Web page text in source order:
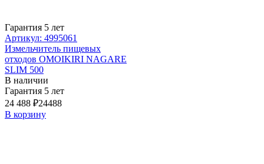
Гарантия 5 лет
Артикул: 4995061
Измельчитель пищевых
отходов OMOIKIRI NAGARE
SLIM 500
В наличии
Гарантия 5 лет
24 488 ₽24488
В корзину